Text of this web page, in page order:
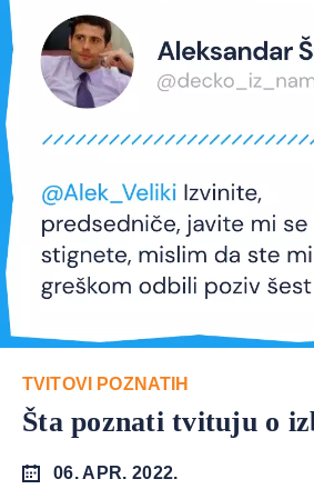
TVITOVI POZNATIH
Šta poznati tvituju o
06. APR. 2022.